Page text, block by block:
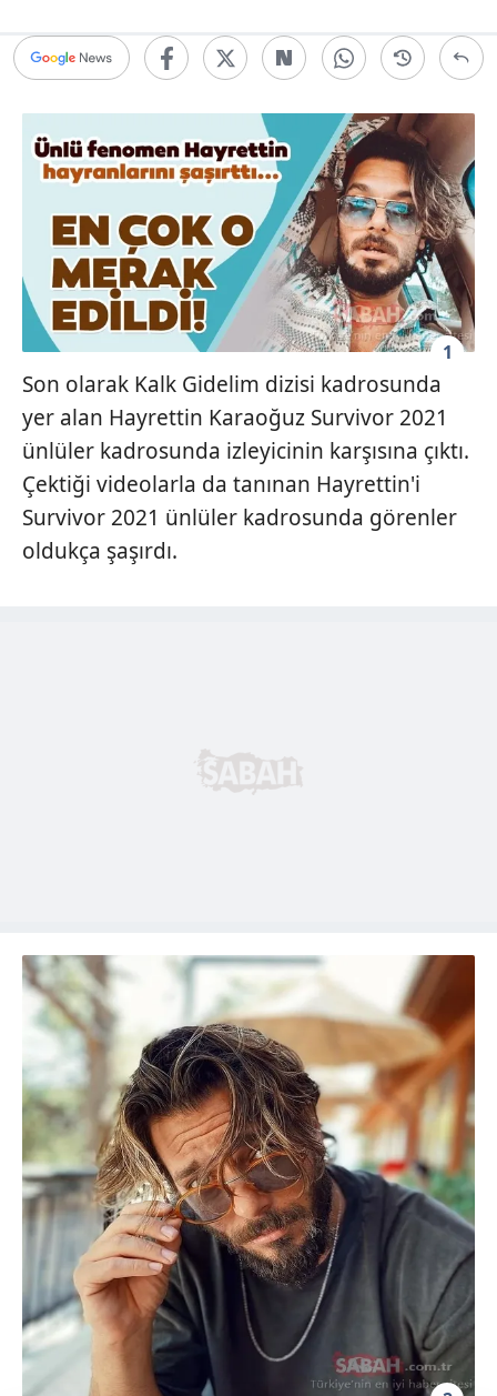
1
Son olarak Kalk Gidelim dizisi kadrosunda
yer alan Hayrettin Karaoğuz Survivor 2021
ünlüler kadrosunda izleyicinin karşısına çıktı.
Çektiği videolarla da tanınan Hayrettin'i
Survivor 2021 ünlüler kadrosunda görenler
oldukça şaşırdı.